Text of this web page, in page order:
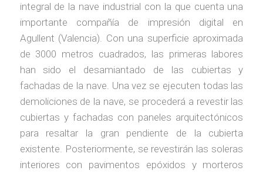
integral de la nave industrial con la que cuenta una
importante compañía de impresión digital en
Agullent (Valencia). Con una superficie aproximada
de 3000 metros cuadrados, las primeras labores
han sido el desamiantado de las cubiertas y
fachadas de la nave. Una vez se ejecuten todas las
demoliciones de la nave, se procederá a revestir las
cubiertas y fachadas con paneles arquitectónicos
para resaltar la gran pendiente de la cubierta
existente. Posteriormente, se revestirán las soleras
interiores con pavimentos epóxidos y morteros